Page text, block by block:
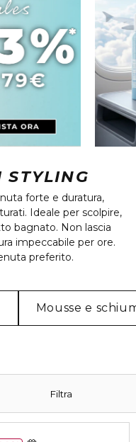
STYLING
forte e duratura,
Ideale per scolpire,
bagnato. Non lascia
impeccabile per ore.
preferito.
Mousse e
Filtra